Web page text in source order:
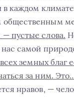
в каждом
общественным
пустые слова.
самой
земных благ
за ним.
нравов, —